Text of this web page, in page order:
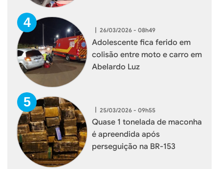
| 26/03/2026 - 08h49
Adolescente fica ferido em
colisão entre moto e carro em
Abelardo Luz
| 25/03/2026 - 09h55
Quase 1 tonelada de maconha
é apreendida após
perseguição na BR-153